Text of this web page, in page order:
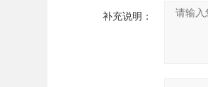
补充说明：